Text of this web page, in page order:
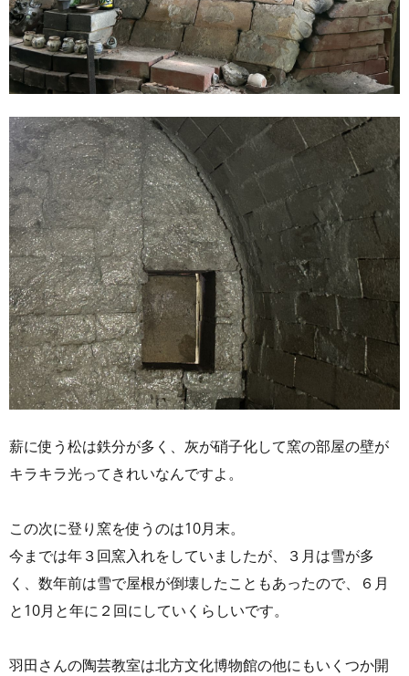
薪に使う松は鉄分が多く、灰が硝子化して窯の部屋の壁が
キラキラ光ってきれいなんですよ。
この次に登り窯を使うのは10月末。
今までは年３回窯入れをしていましたが、３月は雪が多
く、数年前は雪で屋根が倒壊したこともあったので、６月
と10月と年に２回にしていくらしいです。
羽田さんの陶芸教室は北方文化博物館の他にもいくつか開